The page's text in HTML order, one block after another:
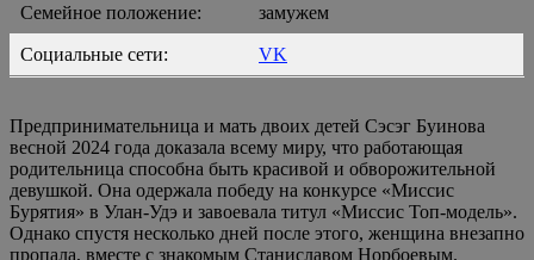
Семейное положение: замужем
Социальные сети: VK
Предпринимательница и мать двоих детей Сэсэг Буинова
весной 2024 года доказала всему миру, что работающая
родительница способна быть красивой и обворожительной
девушкой. Она одержала победу на конкурсе «Миссис
Бурятия» в Улан-Удэ и завоевала титул «Миссис Топ-модель».
Однако спустя несколько дней после этого, женщина внезапно
пропала, вместе с знакомым Станиславом Норбоевым.